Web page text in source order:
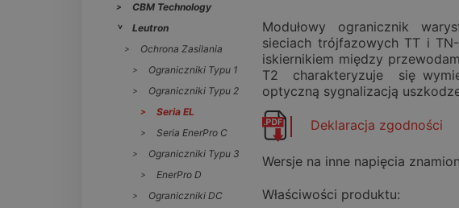
CBM Technology
Leutron
Ochrona Zasilania
Ograniczniki Typu 1
Ograniczniki Typu 2
Seria EL
Seria EnerPro C
Ograniczniki Typu 3
EnerPro D
Ograniczniki DC
Modułowy ogranicznik
sieciach trójfazowych TT i
iskiernikiem między
T2 charakteryzuje się
optyczną sygnalizacją
Deklaracja zgodności
Wersje na inne napięcia
Właściwości produktu: